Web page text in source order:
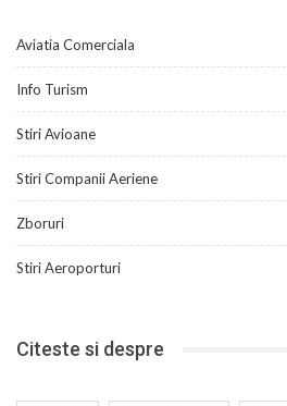
Aviatia Comerciala
Info Turism
Stiri Avioane
Stiri Companii Aeriene
Zboruri
Stiri Aeroporturi
Citeste si despre